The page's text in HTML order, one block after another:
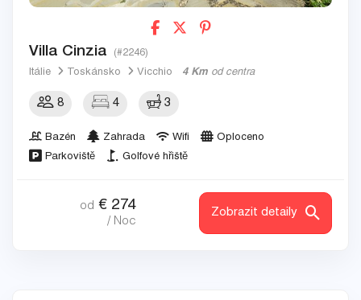
Villa Cinzia (#2246)
Itálie Toskánsko Vicchio 4 Km od centra
8 4 3
Bazén Zahrada Wifi
Oploceno
Parkoviště
Golfové hřiště
od € 274
/ Noc
Zobrazit detaily